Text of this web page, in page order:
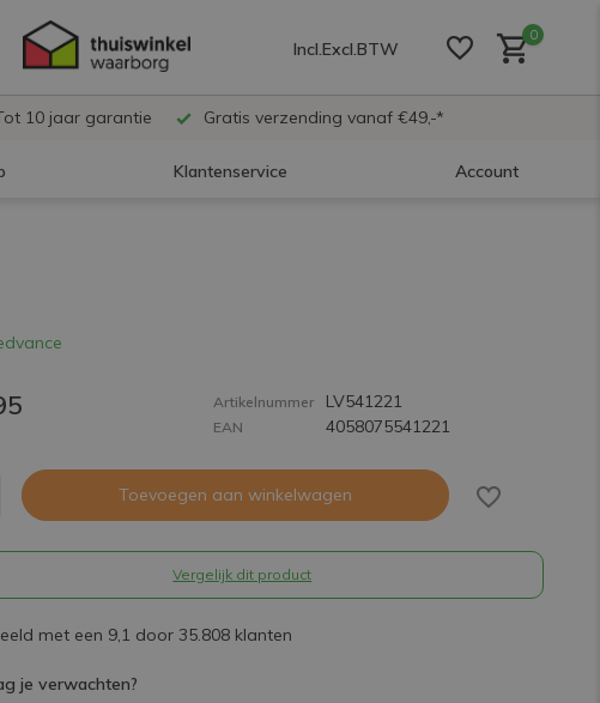
Incl.Excl.BTW
0
10 jaar garantie Gratis verzending vanaf €49,-*
Klantenservice Account
Artikelnummer LV541221
EAN 4058075541221
Toevoegen aan winkelwagen
Vergelijk dit product
met een 9,1 door 35.808 klanten
je verwachten?